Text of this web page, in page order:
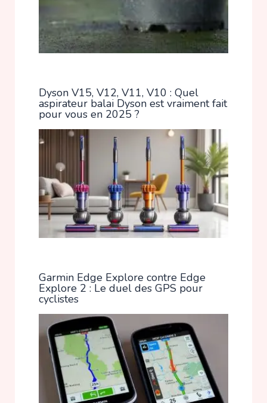
Dyson V15, V12, V11, V10 : Quel
aspirateur balai Dyson est vraiment fait
pour vous en 2025 ?
Garmin Edge Explore contre Edge
Explore 2 : Le duel des GPS pour
cyclistes